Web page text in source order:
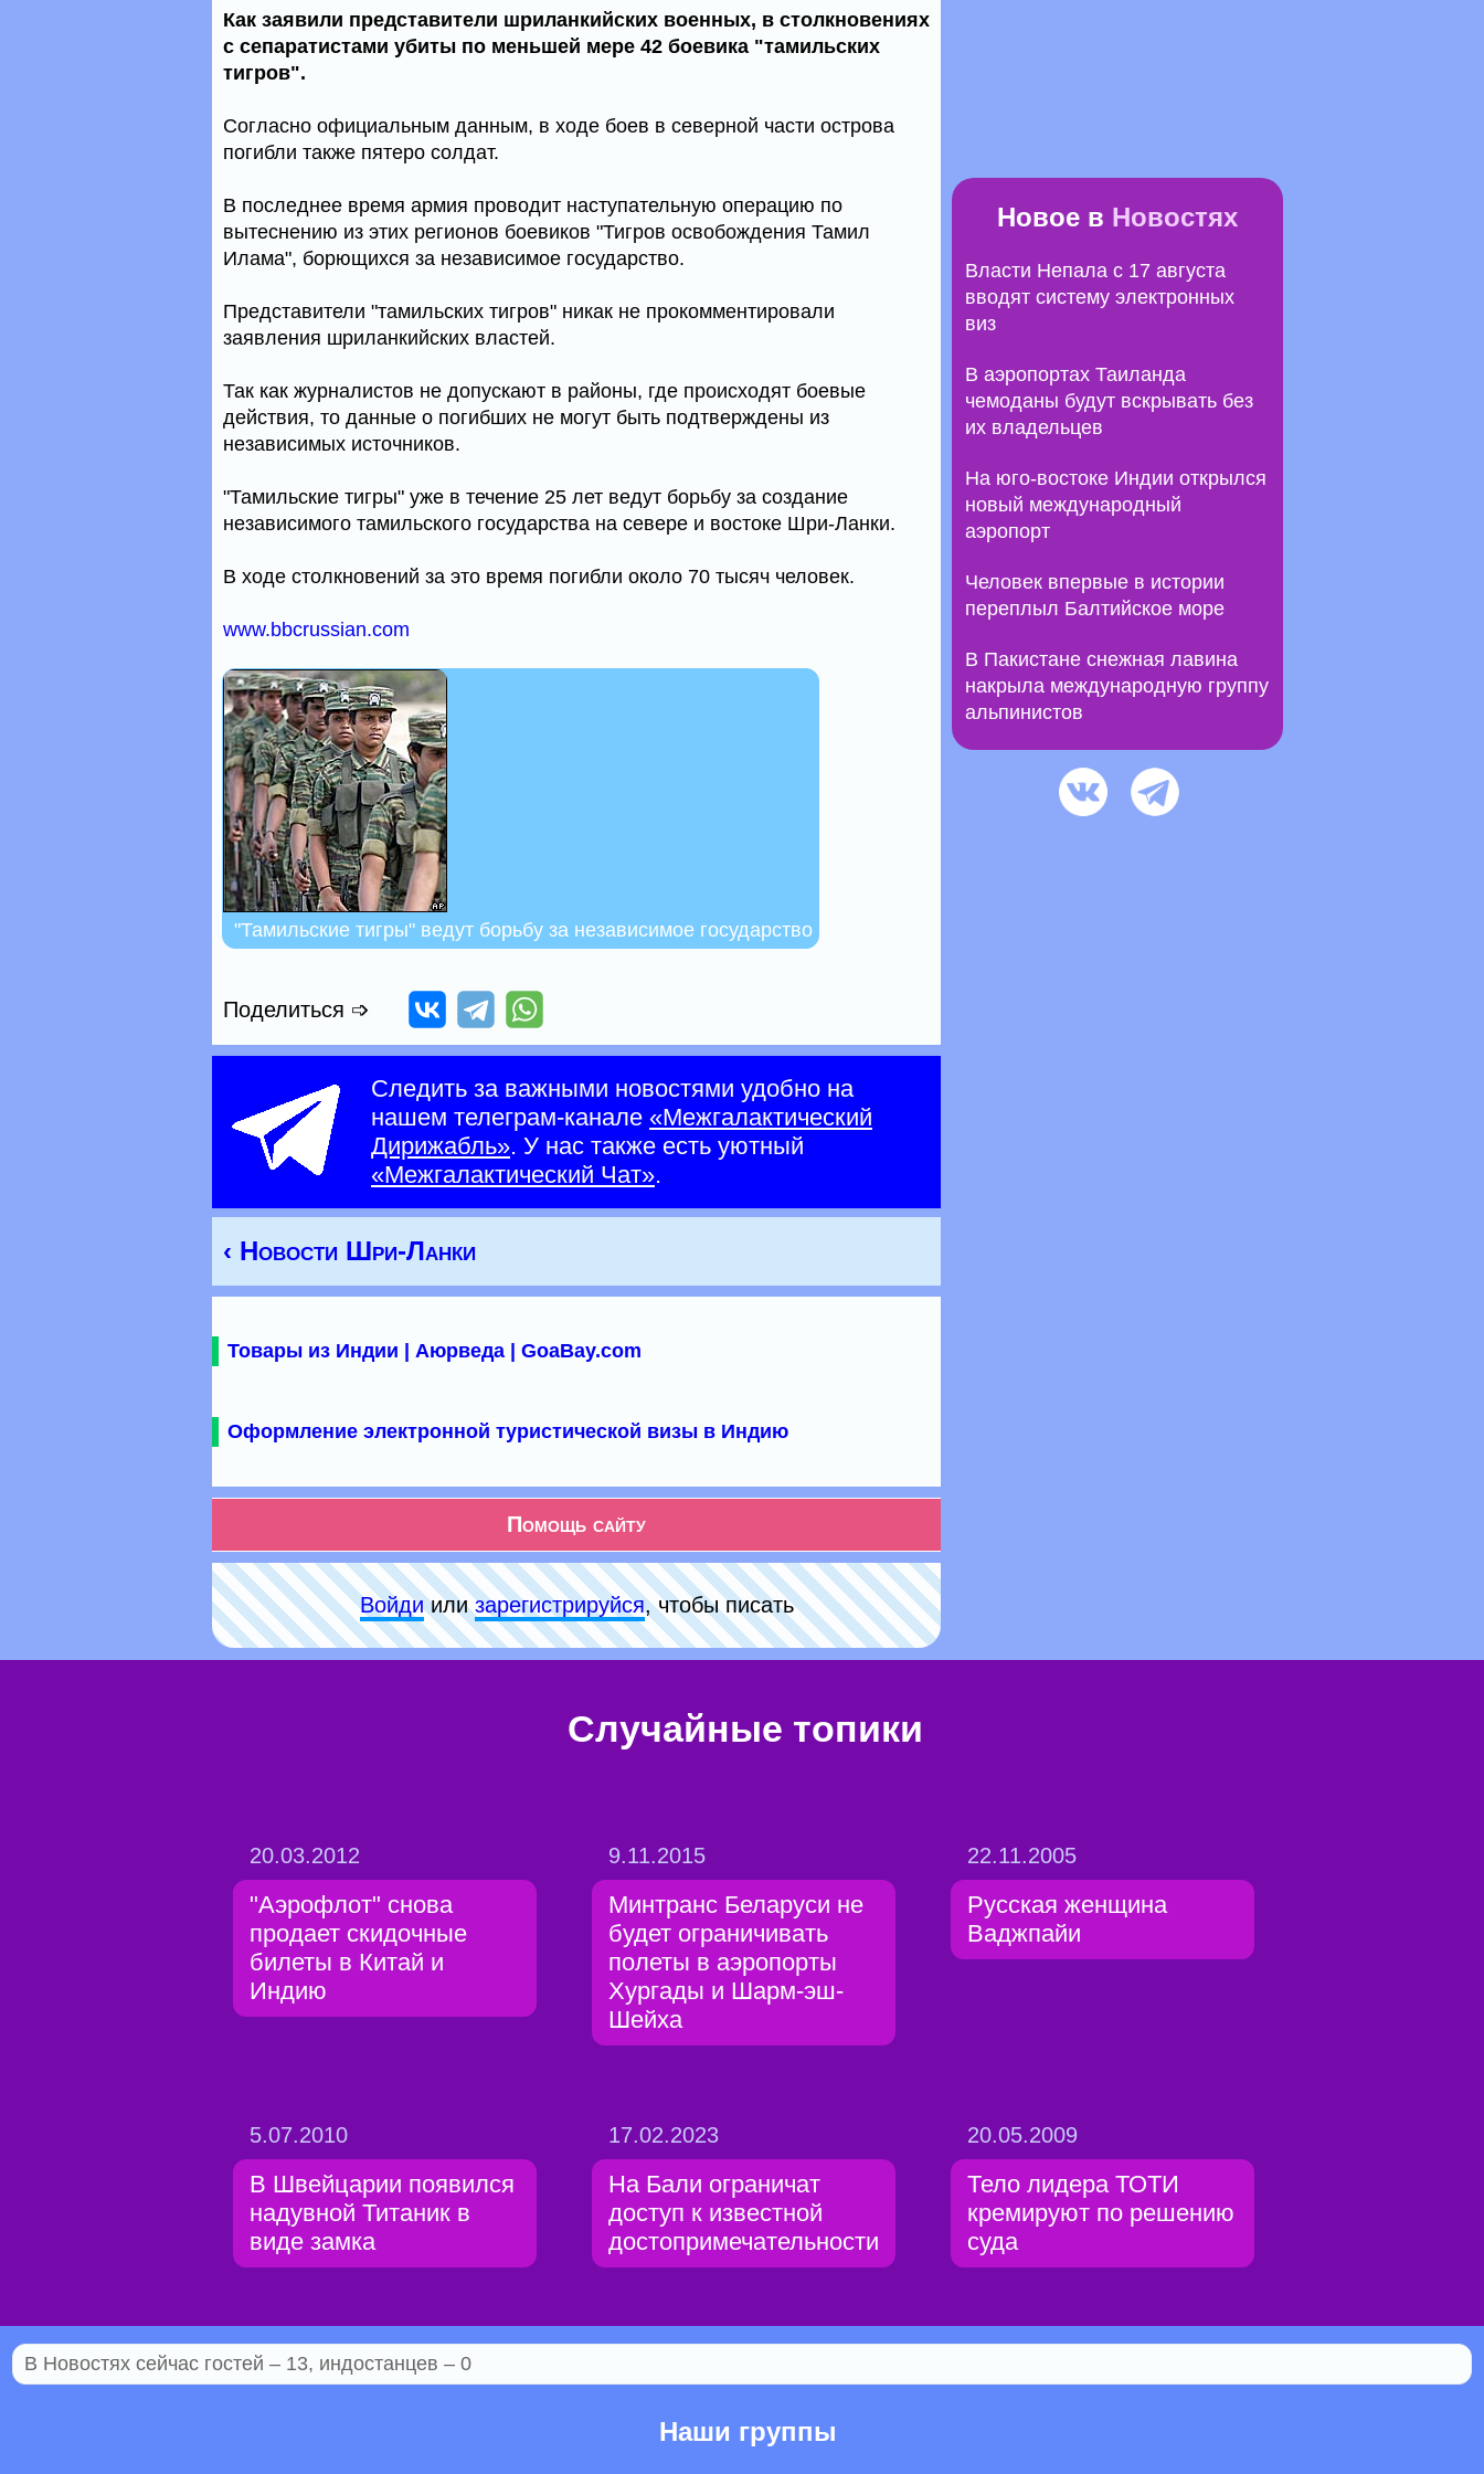
Как заявили представители шриланкийских военных, в столкновениях
с сепаратистами убиты по меньшей мере 42 боевика "тамильских
тигров".
Согласно официальным данным, в ходе боев в северной части острова
погибли также пятеро солдат.
В последнее время армия проводит наступательную операцию по
вытеснению из этих регионов боевиков "Тигров освобождения Тамил
Илама", борющихся за независимое государство.
Представители "тамильских тигров" никак не прокомментировали
заявления шриланкийских властей.
Так как журналистов не допускают в районы, где происходят боевые
действия, то данные о погибших не могут быть подтверждены из
независимых источников.
"Тамильские тигры" уже в течение 25 лет ведут борьбу за создание
независимого тамильского государства на севере и востоке Шри-Ланки.
В ходе столкновений за это время погибли около 70 тысяч человек.
www.bbcrussian.com
"Тамильские тигры" ведут борьбу за независимое государство
Поделиться ➩
Следить за важными новостями удобно на
нашем телеграм-канале «Межгалактический
Дирижабль». У нас также есть уютный
«Межгалактический Чат».
‹ Новости Шри-Ланки
Товары из Индии | Аюрведа | GoaBay.com
Оформление электронной туристической визы в Индию
Помощь сайту
Войдиилизарeгиcтpируйся, чтобы писать
Новое в Новостях
Власти Непала с 17 августа
вводят систему электронных
виз
В аэропортах Таиланда
чемоданы будут вскрывать без
их владельцев
На юго-востоке Индии открылся
новый международный
аэропорт
Человек впервые в истории
переплыл Балтийское море
В Пакистане снежная лавина
накрыла международную группу
альпинистов
Случайные топики
20.03.2012
"Аэрофлот" снова
продает скидочные
билеты в Китай и
Индию
9.11.2015
Минтранс Беларуси не
будет ограничивать
полеты в аэропорты
Хургады и Шарм-эш-
Шейха
22.11.2005
Русская женщина
Ваджпайи
5.07.2010
В Швейцарии появился
надувной Титаник в
виде замка
17.02.2023
На Бали ограничат
доступ к известной
достопримечательности
20.05.2009
Тело лидера ТОТИ
кремируют по решению
суда
В Новостях сейчас гостей – 13, индостанцев – 0
Наши группы